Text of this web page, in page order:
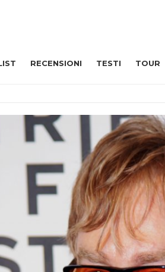
RECENSIONI TESTI TOUR